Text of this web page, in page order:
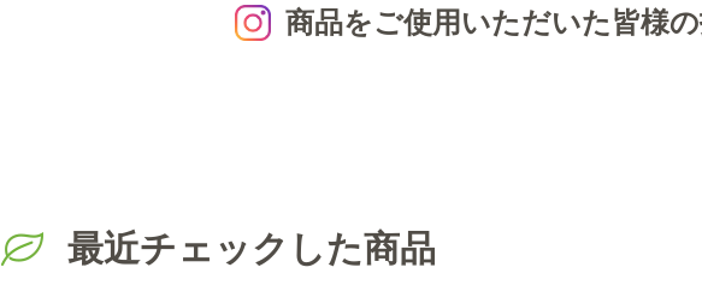
商品をご使用いただいた皆様
最近チェックした商品